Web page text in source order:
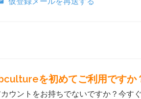
を初めてご利用ですか
カウントをお持ちでないですか？今す